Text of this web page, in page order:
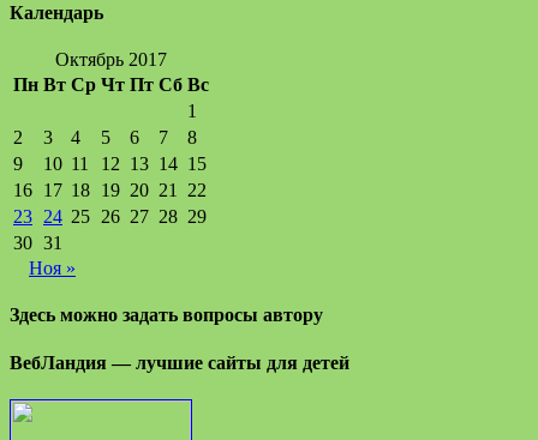
Календарь
Октябрь 2017
Пн Вт Ср Чт Пт Сб Вс
1
2
3 4 5 6 7
8
9
10 11 12 13 14 15
16 17 18 19 20 21
22
23 24 25 26 27 28 29
30 31
Ноя »
Здесь можно задать вопросы автору
ВебЛандия — лучшие сайты для детей